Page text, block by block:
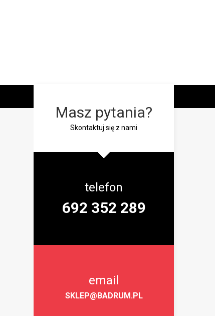
Masz pytania?
Skontaktuj się z nami
telefon
692 352 289
email
SKLEP@BADRUM.PL